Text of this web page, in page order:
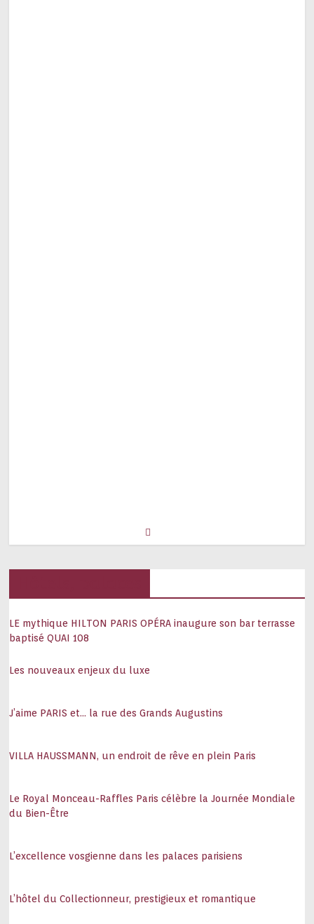
LE mythique HILTON PARIS OPÉRA inaugure son bar terrasse
baptisé QUAI 108
Les nouveaux enjeux du luxe
J’aime PARIS et… la rue des Grands Augustins
VILLA HAUSSMANN, un endroit de rêve en plein Paris
Le Royal Monceau-Raffles Paris célèbre la Journée Mondiale
du Bien-Être
L’excellence vosgienne dans les palaces parisiens
L’hôtel du Collectionneur, prestigieux et romantique